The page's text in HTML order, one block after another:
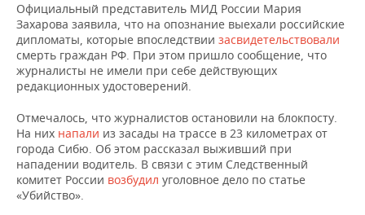
Официальный представитель МИД России Мария
Захарова заявила, что на опознание выехали российские
дипломаты, которые впоследствии засвидетельствовали
смерть граждан РФ. При этом пришло сообщение, что
журналисты не имели при себе действующих
редакционных удостоверений.
Отмечалось, что журналистов остановили на блокпосту.
На них напали из засады на трассе в 23 километрах от
города Сибю. Об этом рассказал выживший при
нападении водитель. В связи с этим Следственный
комитет России возбудил уголовное дело по статье
«Убийство».